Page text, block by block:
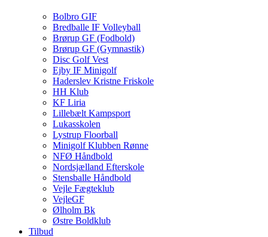
Bolbro GIF
Bredballe IF Volleyball
Brørup GF (Fodbold)
Brørup GF (Gymnastik)
Disc Golf Vest
Ejby IF Minigolf
Haderslev Kristne Friskole
HH Klub
KF Liria
Lillebælt Kampsport
Lukasskolen
Lystrup Floorball
Minigolf Klubben Rønne
NFØ Håndbold
Nordsjælland Efterskole
Stensballe Håndbold
Vejle Fægteklub
VejleGF
Ølholm Bk
Østre Boldklub
Tilbud